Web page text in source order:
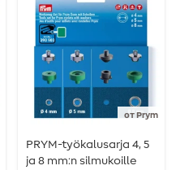
от Prym
PRYM-työkalusarja 4, 5
ja 8 mm:n silmukoille